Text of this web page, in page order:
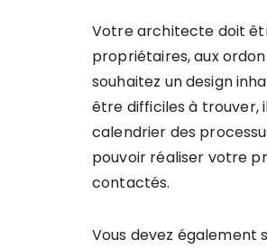
Votre architecte doit
propriétaires, aux
souhaitez un design
être difficiles à trouver,
calendrier des
pouvoir réaliser votre
contactés.
Vous devez également